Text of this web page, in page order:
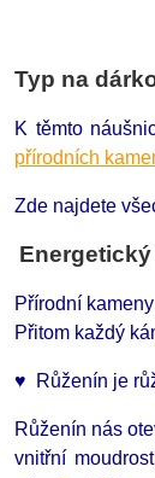
Typ na
K těmto
přírodních
Zde najdete
Přírodní
Přitom každý
♥ Růženín je
Růženín nás
vnitřní